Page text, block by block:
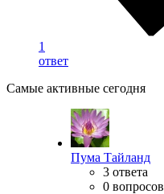
1
ответ
Самые активные сегодня
Пума Тайланд
3 ответа
0 вопросов